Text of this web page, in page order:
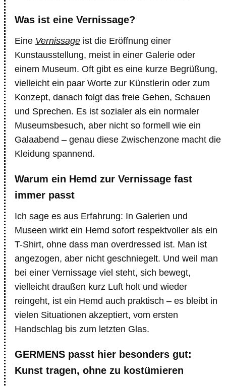
Was ist eine Vernissage?
Eine Vernissage ist die Eröffnung einer
Kunstausstellung, meist in einer Galerie oder
einem Museum. Oft gibt es eine kurze Begrüßung,
vielleicht ein paar Worte zur Künstlerin oder zum
Konzept, danach folgt das freie Gehen, Schauen
und Sprechen. Es ist sozialer als ein normaler
Museumsbesuch, aber nicht so formell wie ein
Galaabend – genau diese Zwischenzone macht die
Kleidung spannend.
Warum ein Hemd zur Vernissage fast
immer passt
Ich sage es aus Erfahrung: In Galerien und
Museen wirkt ein Hemd sofort respektvoller als ein
T-Shirt, ohne dass man overdressed ist. Man ist
angezogen, aber nicht geschniegelt. Und weil man
bei einer Vernissage viel steht, sich bewegt,
vielleicht draußen kurz Luft holt und wieder
reingeht, ist ein Hemd auch praktisch – es bleibt in
vielen Situationen akzeptiert, vom ersten
Handschlag bis zum letzten Glas.
GERMENS passt hier besonders gut:
Kunst tragen, ohne zu kostümieren